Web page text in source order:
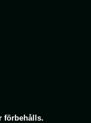
förbehålls.